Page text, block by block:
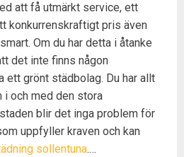
att få utmärkt service, ett
konkurrenskraftigt pris även
Om du har detta i åtanke
det inte finns någon
ett grönt städbolag. Du har allt
i och med den stora
blir det inga problem för
uppfyller kraven och kan
sollentuna.…